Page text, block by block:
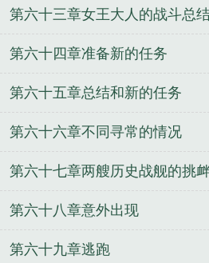
第六十三章女王大人的战斗总
第六十四章准备新的任务
第六十五章总结和新的任务
第六十六章不同寻常的情况
第六十七章两艘历史战舰的挑
第六十八章意外出现
第六十九章逃跑